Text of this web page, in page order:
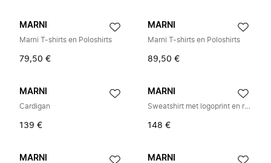
MARNI
Marni T-shirts en Poloshirts
79,50 €
MARNI
Marni T-shirts en Poloshirts
89,50 €
MARNI
Cardigan
139 €
MARNI
Sweatshirt met logoprint en ritssluiting
148 €
MARNI MARNI